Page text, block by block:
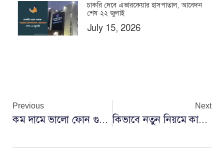
চাকরি দেবে এভারকেয়ার হাসপাতাল, আবেদন
শেষ ২২ জুলাই
July 15, 2026
Previous
কম দামে ভালো ফোন গুলো কি কি ২০২৪
Next
কিভাবে নতুন নিয়মে কাতার ভিসা চেক করবেন ২০২৪